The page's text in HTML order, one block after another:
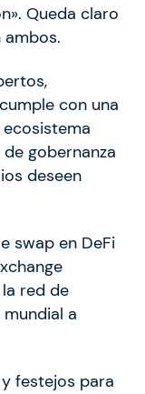
Queda claro
ambos.
con una
gobernanza
deseen
swap en DeFi
red de
a
festejos para